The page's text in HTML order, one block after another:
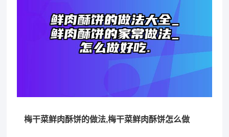
梅干菜鲜肉酥饼的做法,梅干菜鲜肉酥饼怎么做